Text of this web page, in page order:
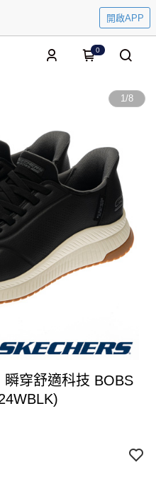
開啟APP
0
1/8
瞬穿舒適科技 BOBS